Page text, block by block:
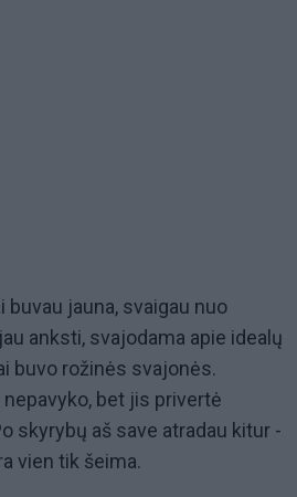
buvau jauna, svaigau nuo
anksti, svajodama apie idealų
buvo rožinės svajonės.
bet jis privertė
skyrybų aš save atradau kitur -
vien tik šeima.